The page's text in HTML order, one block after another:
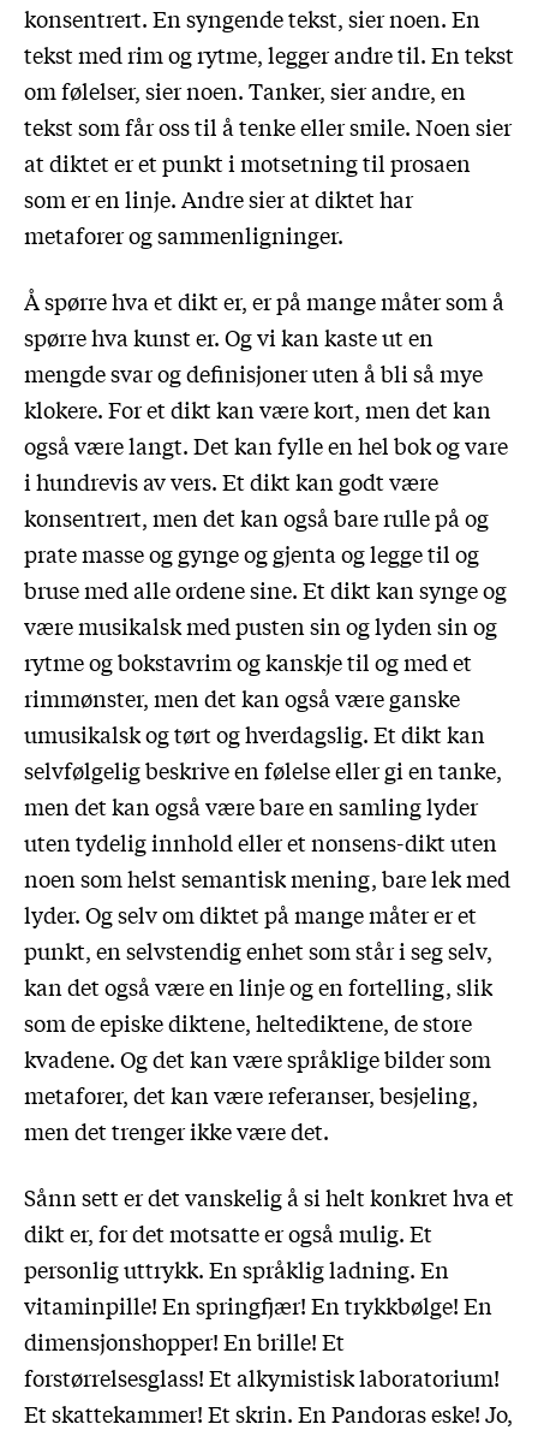
konsentrert. En syngende tekst, sier noen. En
tekst med rim og rytme, legger andre til. En tekst
om følelser, sier noen. Tanker, sier andre, en
tekst som får oss til å tenke eller smile. Noen sier
at diktet er et punkt i motsetning til prosaen
som er en linje. Andre sier at diktet har
metaforer og sammenligninger.
Å spørre hva et dikt er, er på mange måter som å
spørre hva kunst er. Og vi kan kaste ut en
mengde svar og definisjoner uten å bli så mye
klokere. For et dikt kan være kort, men det kan
også være langt. Det kan fylle en hel bok og vare
i hundrevis av vers. Et dikt kan godt være
konsentrert, men det kan også bare rulle på og
prate masse og gynge og gjenta og legge til og
bruse med alle ordene sine. Et dikt kan synge og
være musikalsk med pusten sin og lyden sin og
rytme og bokstavrim og kanskje til og med et
rimmønster, men det kan også være ganske
umusikalsk og tørt og hverdagslig. Et dikt kan
selvfølgelig beskrive en følelse eller gi en tanke,
men det kan også være bare en samling lyder
uten tydelig innhold eller et nonsens-dikt uten
noen som helst semantisk mening, bare lek med
lyder. Og selv om diktet på mange måter er et
punkt, en selvstendig enhet som står i seg selv,
kan det også være en linje og en fortelling, slik
som de episke diktene, heltediktene, de store
kvadene. Og det kan være språklige bilder som
metaforer, det kan være referanser, besjeling,
men det trenger ikke være det.
Sånn sett er det vanskelig å si helt konkret hva et
dikt er, for det motsatte er også mulig. Et
personlig uttrykk. En språklig ladning. En
vitaminpille! En springfjær! En trykkbølge! En
dimensjonshopper! En brille! Et
forstørrelsesglass! Et alkymistisk laboratorium!
Et skattekammer! Et skrin. En Pandoras eske! Jo,